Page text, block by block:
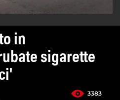
in
sigarette
3383